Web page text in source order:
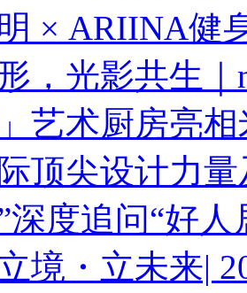
× ARIINA健
，光影共生
」艺术厨房亮
顶尖设计力
深度追问“好人
境・立未来|